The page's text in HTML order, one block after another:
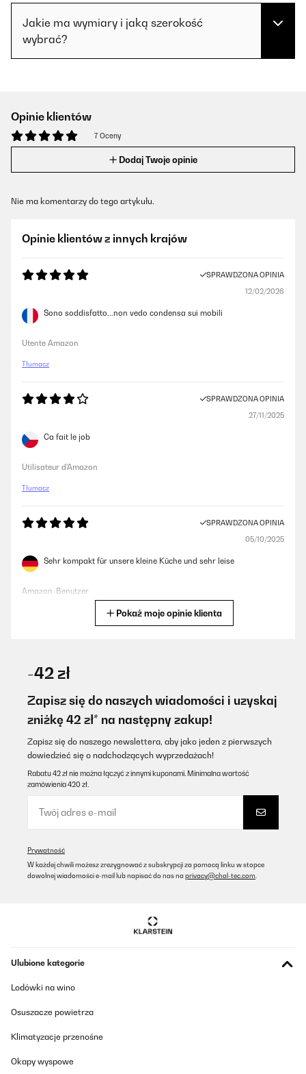
Jakie ma wymiary i jaką szerokość
wybrać?
Opinie klientów
7 Oceny
Dodaj Twoje opinie
Nie ma komentarzy do tego artykułu.
Opinie klientów z innych krajów
SPRAWDZONA OPINIA
12/02/2026
Sono soddisfatto...non vedo condensa sui mobili
Utente Amazon
Tłumacz
SPRAWDZONA OPINIA
27/11/2025
Ca fait le job
Utilisateur d'Amazon
Tłumacz
SPRAWDZONA OPINIA
05/10/2025
Sehr kompakt für unsere kleine Küche und sehr leise
Amazon-Benutzer
Amazon-Benutzer
SPRAWDZONA OPINIA
Adapté et fixé pour une mini cuisine
Sehr gut Leider für mich zu teuer.
Amazon-Benutzer
Tłumacz
Pokaż moje opinie klienta
-42 zł
Zapisz się do naszych wiadomości i uzyskaj
zniżkę 42 zł* na następny zakup!
Zapisz się do naszego newslettera, aby jako jeden z pierwszych
dowiedzieć się o nadchodzących wyprzedażach!
Rabatu 42 zł nie można łączyć z innymi kuponami. Minimalna wartość
zamówienia 420 zł.
Prywatność
W każdej chwili możesz zrezygnować z subskrypcji za pomocą linku w stopce
dowolnej wiadomości e-mail lub napisać do nas na privacy@chal-tec.com
Ulubione kategorie
Lodówki na wino
Osuszacze powietrza
Klimatyzacje przenośne
Okapy wyspowe